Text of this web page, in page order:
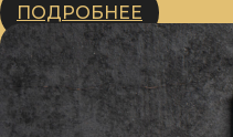
ПОДРОБНЕЕ